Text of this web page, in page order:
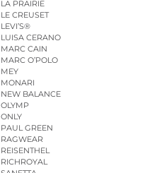
LA PRAIRIE
LE CREUSET
LEVI’S®
LUISA CERANO
MARC CAIN
MARC O’POLO
MEY
MONARI
NEW BALANCE
OLYMP
ONLY
PAUL GREEN
RAGWEAR
REISENTHEL
RICHROYAL